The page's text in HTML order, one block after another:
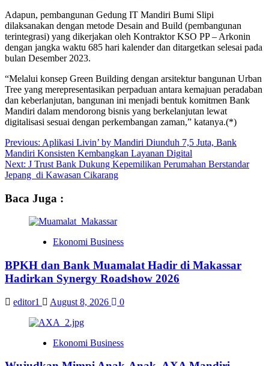
Adapun, pembangunan Gedung IT Mandiri Bumi Slipi
dilaksanakan dengan metode Desain and Build (pembangunan
terintegrasi) yang dikerjakan oleh Kontraktor KSO PP – Arkonin
dengan jangka waktu 685 hari kalender dan ditargetkan selesai pada
bulan Desember 2023.
“Melalui konsep Green Building dengan arsitektur bangunan Urban
Tree yang merepresentasikan perpaduan antara kemajuan peradaban
dan keberlanjutan, bangunan ini menjadi bentuk komitmen Bank
Mandiri dalam mendorong bisnis yang berkelanjutan lewat
digitalisasi sesuai dengan perkembangan zaman,” katanya.(*)
Previous: Aplikasi Livin’ by Mandiri Diunduh 7,5 Juta, Bank
Mandiri Konsisten Kembangkan Layanan Digital
Next: J Trust Bank Dukung Kepemilikan Perumahan Berstandar
Jepang di Kawasan Cikarang
Baca Juga :
Ekonomi Business
BPKH dan Bank Muamalat Hadir di Makassar
Hadirkan Synergy Roadshow 2026
editor1 August 8, 2026 0
Ekonomi Business